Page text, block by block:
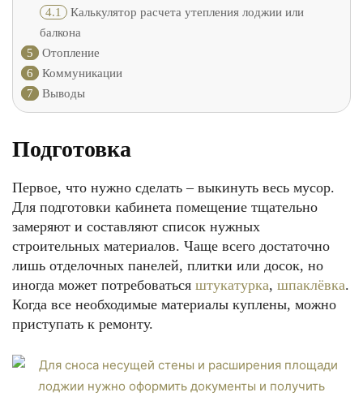
4.1 Калькулятор расчета утепления лоджии или
балкона
5
Отопление
6
Коммуникации
7
Выводы
Подготовка
Первое, что нужно сделать – выкинуть весь мусор.
Для подготовки кабинета помещение тщательно
замеряют и составляют список нужных
строительных материалов. Чаще всего достаточно
лишь отделочных панелей, плитки или досок, но
иногда может потребоваться штукатурка, шпаклёвка.
Когда все необходимые материалы куплены, можно
приступать к ремонту.